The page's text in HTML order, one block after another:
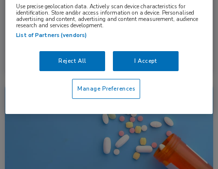
BQT voor H. pylori: effectief en veilig, maar in
Nederland (nog) niet beschikbaar
Een groot Europees registeronderzoek bevestigt dat bismut
quadrupeltherapie (BQT) een veilige en zeer effectieve …
Use precise geolocation data. Actively scan device characteristics for
identification. Store and/or access information on a device. Personalised
advertising and content, advertising and content measurement, audience
research and services development.
List of Partners (vendors)
Reject All I Accept
Manage Preferences